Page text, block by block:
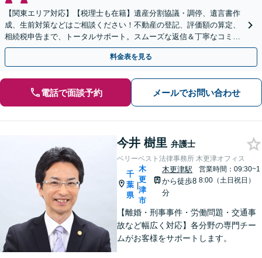
【関東エリア対応】【税理士も在籍】遺産分割協議・調停、遺言書作
成、生前対策などはご相談ください！不動産の登記、評価額の算定、
相続税申告まで、トータルサポート。スムーズな返信＆丁寧なコミュ
ニケーション◎お気軽にご相談ください。
料金表を見る
電話で面談予約 メールでお問い合わせ
今井 樹里 弁護士
ベリーベスト法律事務所 木更津オフィス
千
葉
県
|
木
更
津
市
木更津駅
から徒歩8
分
営業時間：09:30~1
8:00（土日祝日）
【離婚・刑事事件・労働問題・交通事
故など幅広く対応】各分野の専門チー
ムがお客様をサポートします。